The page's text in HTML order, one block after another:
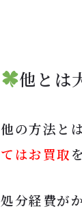
他とは
他の方法と
てはお買取
処分経費が